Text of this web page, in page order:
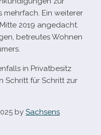
Ein wei­te­rer
2019 ange­dacht.
betreu­tes Wohnen
in Privatbesitz
Schritt für Schritt zur
by Sachsens